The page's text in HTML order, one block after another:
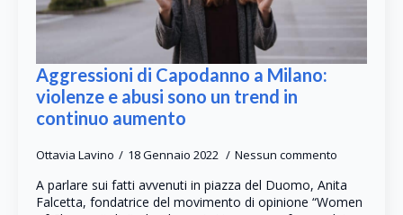
Aggressioni di Capodanno a Milano:
violenze e abusi sono un trend in
continuo aumento
Ottavia Lavino 18 Gennaio 2022 Nessun commento
A parlare sui fatti avvenuti in piazza del Duomo, Anita
Falcetta, fondatrice del movimento di opinione “Women